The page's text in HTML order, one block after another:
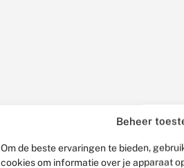
Beheer
Om de beste ervaringen te bieden,
cookies om informatie over je apparaat